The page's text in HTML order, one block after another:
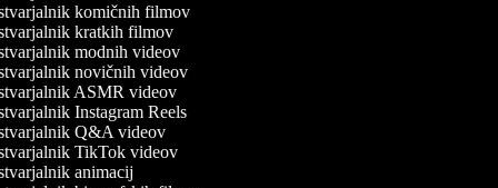
komičnih filmov
kratkih filmov
modnih videov
novičnih videov
ASMR videov
Instagram Reels
Q&A videov
TikTok videov
animacij